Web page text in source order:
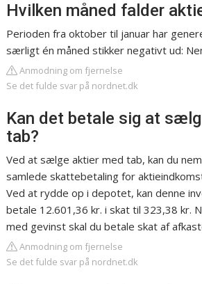
Hvilken måned falder
Perioden fra oktober til januar har
særligt én måned stikker negativt ud:
Anmodning om fjernelse
Se det fulde svar på nordnet.dk
Kan det betale sig at
tab?
Ved at sælge aktier med tab, kan du
samlede skattebetaling for
Ved at rydde op i depotet, kan denne
betale 12.601,36 kr. i skat til 323,38 kr.
med gevinst skal du betale skat af
Anmodning om fjernelse
Se det fulde svar på nordnet.dk